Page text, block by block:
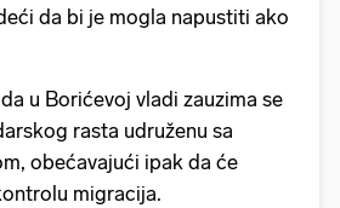
da bi je mogla napustiti ako
u Borićevoj vladi zauzima se
rasta udruženu sa
obećavajući ipak da će
migracija.